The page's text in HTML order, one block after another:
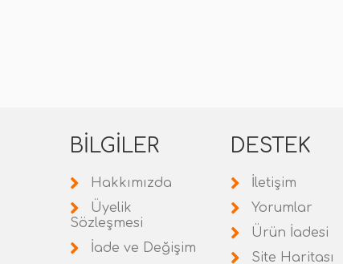
BILGILER
Hakkımızda
Üyelik
Sözleşmesi
İade ve Değişim
DESTEK
İletişim
Yorumlar
Ürün İadesi
Site Haritası